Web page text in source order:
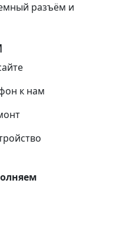
разъём и
к нам